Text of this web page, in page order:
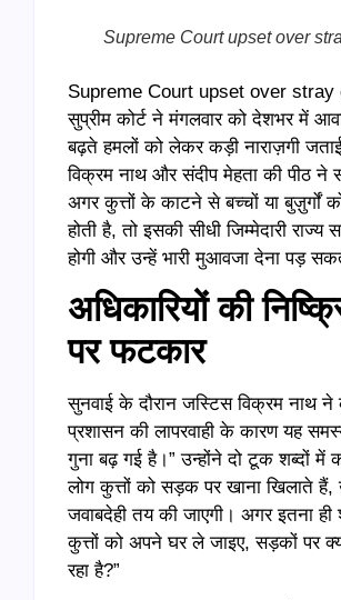
Supreme Court upset over
Supreme Court upset over stray
सुप्रीम कोर्ट ने मंगलवार को देशभर में
बढ़ते हमलों को लेकर कड़ी नाराज़गी
विक्रम नाथ और संदीप मेहता की पीठ ने
अगर कुत्तों के काटने से बच्चों या बुज़ुर्गों
होती है, तो इसकी सीधी जिम्मेदारी राज्य
होगी और उन्हें भारी मुआवजा देना पड़
अधिकारियों की
पर फटकार
सुनवाई के दौरान जस्टिस विक्रम नाथ ने
प्रशासन की लापरवाही के कारण यह
गुना बढ़ गई है।” उन्होंने दो टूक शब्दों में
लोग कुत्तों को सड़क पर खाना खिलाते हैं,
जवाबदेही तय की जाएगी। अगर इतना ही
कुत्तों को अपने घर ले जाइए, सड़कों पर
रहा है?”